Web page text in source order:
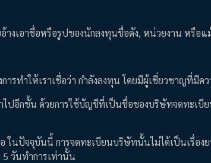
งเอาชื่อหรือรูปของนักลงทุนชื่อดัง, หน่วยงาน หรือแ
รทำให้เราเชื่อว่า กำลังลงทุน โดยมีผู้เชี่ยวชาญที่มีค
ปอีกขั้น ด้วยการใช้บัญชีที่เป็นชื่อของบริษัทจดทะเบี
อ ในปัจจุบันนี้ การจดทะเบียนบริษัทนั้นไม่ได้เป็นเรื่อ
5 วันทำการเท่านั้น